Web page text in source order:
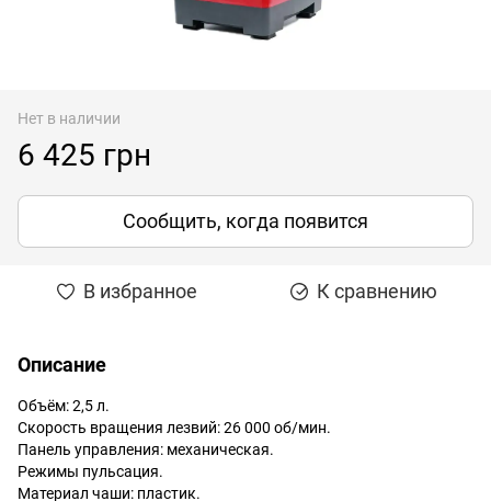
Нет в наличии
6 425 грн
Сообщить, когда появится
В избранное К сравнению
Описание
Объём: 2,5 л.
Скорость вращения лезвий: 26 000 об/мин.
Панель управления: механическая.
Режимы пульсация.
Материал чаши: пластик.